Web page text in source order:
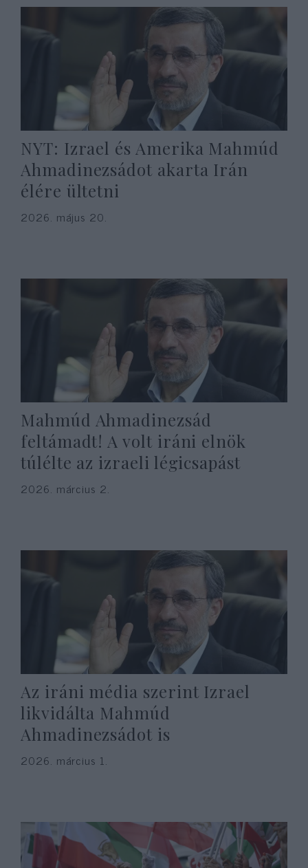
NYT: Izrael és Amerika Mahmúd
Ahmadinezsádot akarta Irán
élére ültetni
2026. május 20.
Mahmúd Ahmadinezsád
feltámadt! A volt iráni elnök
túlélte az izraeli légicsapást
2026. március 2.
Az iráni média szerint Izrael
likvidálta Mahmúd
Ahmadinezsádot is
2026. március 1.